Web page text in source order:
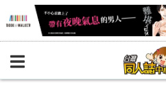
BOOKY書集倉庫